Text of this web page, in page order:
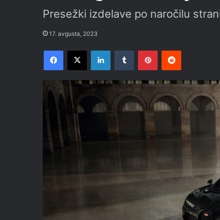
Presežki izdelave po naročilu
17. avgusta, 2023
Facebook
X LinkedInTumblr PinterestReddit